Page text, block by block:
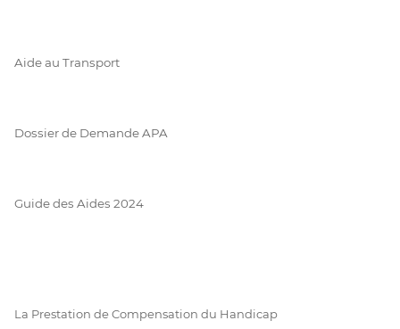
Aide au Transport
Dossier de Demande APA
Guide des Aides 2024
La Prestation de Compensation du Handicap